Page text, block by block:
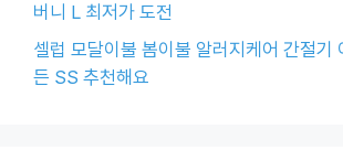
버니 L 최저가 도전
셀럽 모달이불 봄이불 알러지케어 간절기
든 SS 추천해요